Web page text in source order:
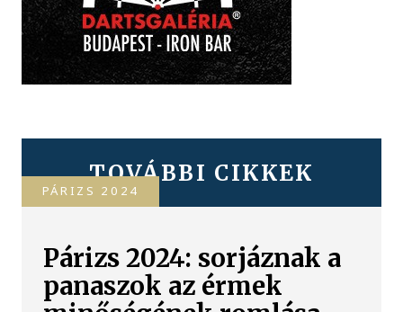
TOVÁBBI CIKKEK
PÁRIZS 2024
Párizs 2024: sorjáznak a
panaszok az érmek